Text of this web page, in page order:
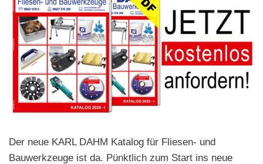
Der neue KARL DAHM Katalog für Fliesen- und
Bauwerkzeuge ist da. Pünktlich zum Start ins neue